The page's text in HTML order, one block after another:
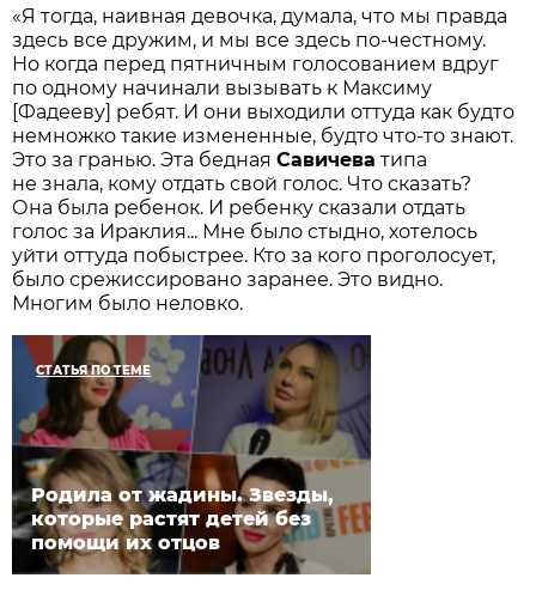
«Я тогда, наивная девочка, думала, что мы правда
здесь все дружим, и мы все здесь по-честному.
Но когда перед пятничным голосованием вдруг
по одному начинали вызывать к Максиму
[Фадееву] ребят. И они выходили оттуда как будто
немножко такие измененные, будто что-то знают.
Это за гранью. Эта беднаяСавичева типа
не знала, кому отдать свой голос. Что сказать?
Она была ребенок. И ребенку сказали отдать
голос за Ираклия... Мне было стыдно, хотелось
уйти оттуда побыстрее. Кто за кого проголосует,
было срежиссировано заранее. Это видно.
Многим было неловко.
СТАТЬЯ ПО ТЕМЕ
Родила от жадины. Звезды,
которые растят детей без
помощи их отцов